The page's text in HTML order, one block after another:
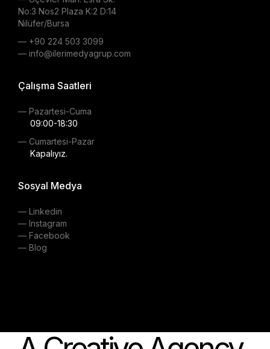
No:3 Nos2 Plaza K:2 D:14
Nilüfer/Bursa
— +90 224 503 3099
— info@ilerimedyagrup.com
Çalışma Saatleri
— Pazartesi-Cuma
09:00-18:30
— Cumartesi-Pazar
Kapalıyız.
Sosyal Medya
— Linkedin
— Instagram
— Facebook
— Blog